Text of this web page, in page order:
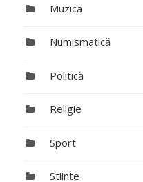
Muzica
Numismatică
Politică
Religie
Sport
Stiinte